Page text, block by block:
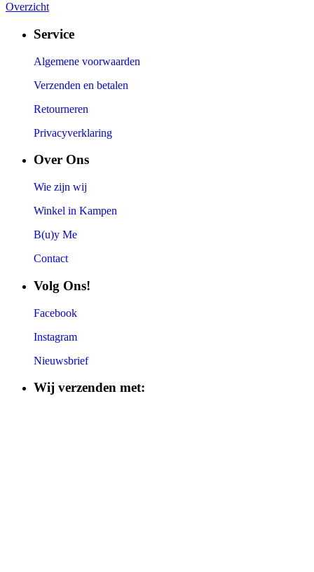
Overzicht
Service
Algemene voorwaarden
Verzenden en betalen
Retourneren
Privacyverklaring
Over Ons
Wie zijn wij
Winkel in Kampen
B(u)y Me
Contact
Volg Ons!
Facebook
Instagram
Nieuwsbrief
Wij verzenden met: